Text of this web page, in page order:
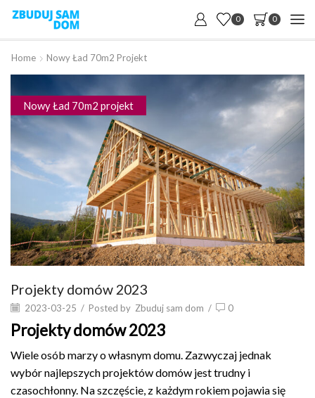
0 0
Home Nowy Ład 70m2 Projekt
Nowy Ład 70m2 projekt
Projekty domów 2023
2023-03-25 / Posted by Zbuduj sam dom / 0
Projekty domów 2023
Wiele osób marzy o własnym domu. Zazwyczaj jednak
wybór najlepszych projektów domów jest trudny i
czasochłonny. Na szczęście, z każdym rokiem pojawia się